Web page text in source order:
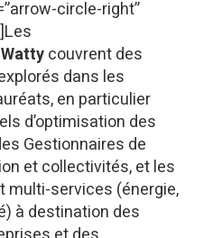
circle-right”
couvrent des
dans les
en particulier
d’optimisation des
Gestionnaires de
et collectivités, et les
services (énergie,
à destination des